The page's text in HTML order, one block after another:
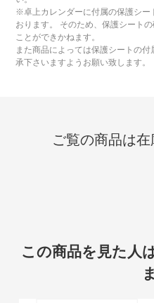
※卓上カレンダーに付属の保護シー
おります。 そのため、保護シート
ことができかねます。
また商品によっては保護シートの
承下さいますようお願い致します。
ご覧の商品は在
この商品を見た人